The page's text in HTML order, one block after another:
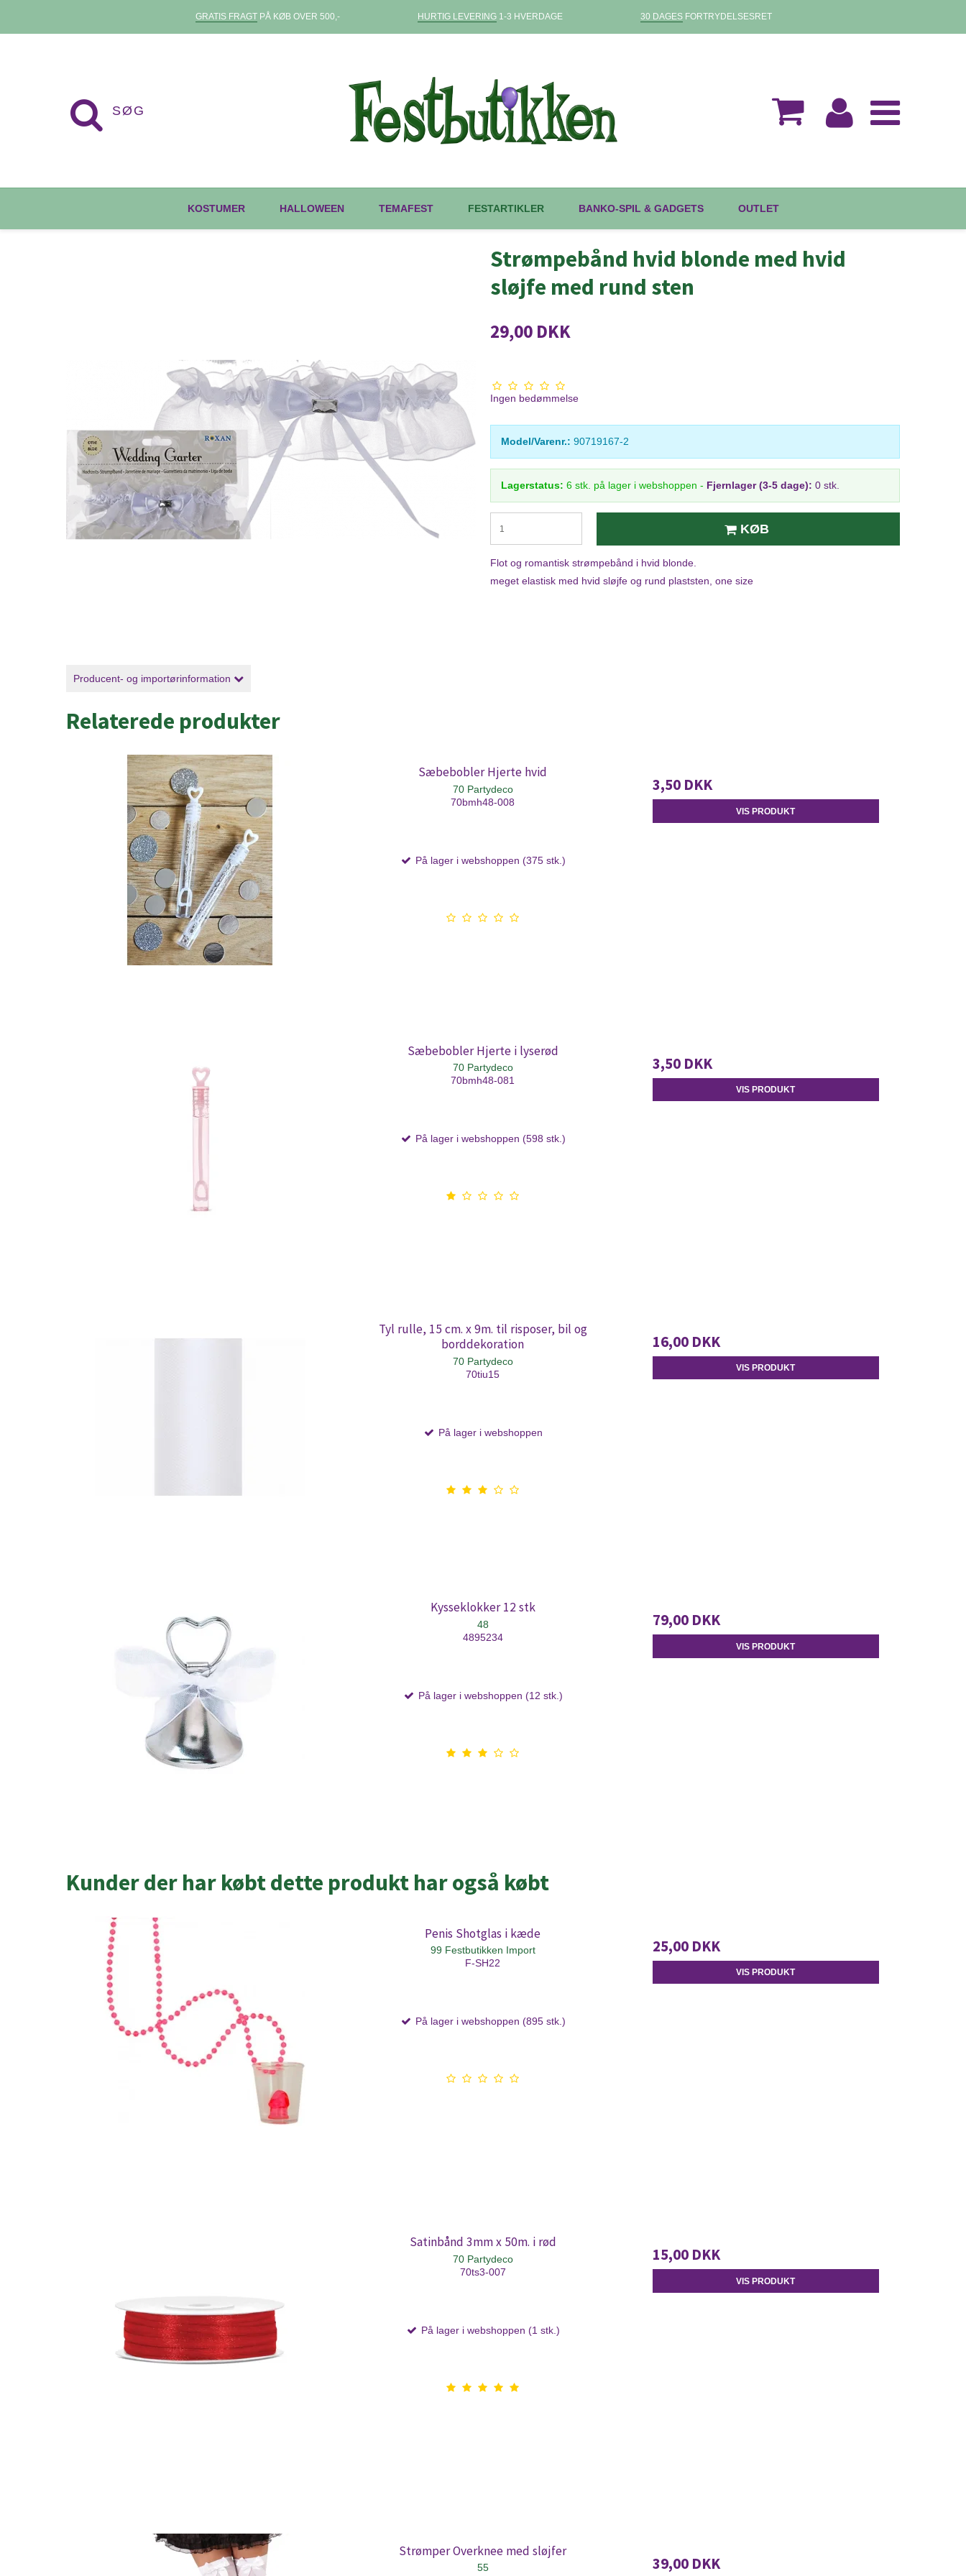
GRATIS FRAGTPÅ KØB OVER 500,- HURTIG LEVERING1-3 HVERDAGE 30 DAGESFORTRYDELSESRET
KOSTUMER HALLOWEEN TEMAFEST FESTARTIKLER BANKO-SPIL & GADGETS OUTLET
Producent- og importørinformation
Strømpebånd hvid blonde med hvid
sløjfe med rund sten
29,00 DKK
Ingen bedømmelse
Model/Varenr.: 90719167-2
Lagerstatus: 6 stk. på lager i webshoppen - Fjernlager (3-5 dage): 0 stk.
KØB
Flot og romantisk strømpebånd i hvid blonde.
meget elastisk med hvid sløjfe og rund plaststen, one size
Relaterede produkter
Sæbebobler Hjerte hvid
70 Partydeco
70bmh48-008
På lager i webshoppen (375 stk.)
3,50 DKK
VIS PRODUKT
Sæbebobler Hjerte i lyserød
70 Partydeco
70bmh48-081
På lager i webshoppen (598 stk.)
3,50 DKK
VIS PRODUKT
Tyl rulle, 15 cm. x 9m. til risposer, bil og
borddekoration
70 Partydeco
70tiu15
På lager i webshoppen
16,00 DKK
VIS PRODUKT
Kysseklokker 12 stk
48
4895234
På lager i webshoppen (12 stk.)
79,00 DKK
VIS PRODUKT
Kunder der har købt dette produkt har også købt
Penis Shotglas i kæde
99 Festbutikken Import
F-SH22
På lager i webshoppen (895 stk.)
25,00 DKK
VIS PRODUKT
Satinbånd 3mm x 50m. i rød
70 Partydeco
70ts3-007
På lager i webshoppen (1 stk.)
15,00 DKK
VIS PRODUKT
Strømper Overknee med sløjfer
55
39,00 DKK